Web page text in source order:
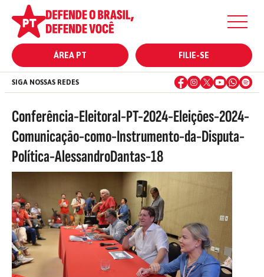
ÁREA PT FILIE-SE
SIGA NOSSAS REDES
Conferência-Eleitoral-PT-2024-Eleições-2024-
Comunicação-como-Instrumento-da-Disputa-
Política-AlessandroDantas-18